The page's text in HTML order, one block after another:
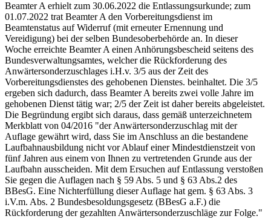
Beamter A erhielt zum 30.06.2022 die Entlassungsurkunde; zum
01.07.2022 trat Beamter A den Vorbereitungsdienst im
Beamtenstatus auf Widerruf (mit erneuter Ernennung und
Vereidigung) bei der selben Bundesoberbehörde an. In dieser
Woche erreichte Beamter A einen Anhörungsbescheid seitens des
Bundesverwaltungsamtes, welcher die Rückforderung des
Anwärtersonderzuschlages i.H.v. 3/5 aus der Zeit des
Vorbereitungsdienstes des gehobenen Dienstes. beinhaltet. Die 3/5
ergeben sich dadurch, dass Beamter A bereits zwei volle Jahre im
gehobenen Dienst tätig war; 2/5 der Zeit ist daher bereits abgeleistet.
Die Begründung ergibt sich daraus, dass gemäß unterzeichnetem
Merkblatt von 04/2016 "der Anwärtersonderzuschlag mit der
Auflage gewährt wird, dass Sie im Anschluss an die bestandene
Laufbahnausbildung nicht vor Ablauf einer Mindestdienstzeit von
fünf Jahren aus einem von Ihnen zu vertretenden Grunde aus der
Laufbahn ausscheiden. Mit dem Ersuchen auf Entlassung verstoßen
Sie gegen die Auflagen nach § 59 Abs. 5 und § 63 Abs.2 des
BBesG. Eine Nichterfüllung dieser Auflage hat gem. § 63 Abs. 3
i.V.m. Abs. 2 Bundesbesoldungsgesetz (BBesG a.F.) die
Rückforderung der gezahlten Anwärtersonderzuschläge zur Folge."